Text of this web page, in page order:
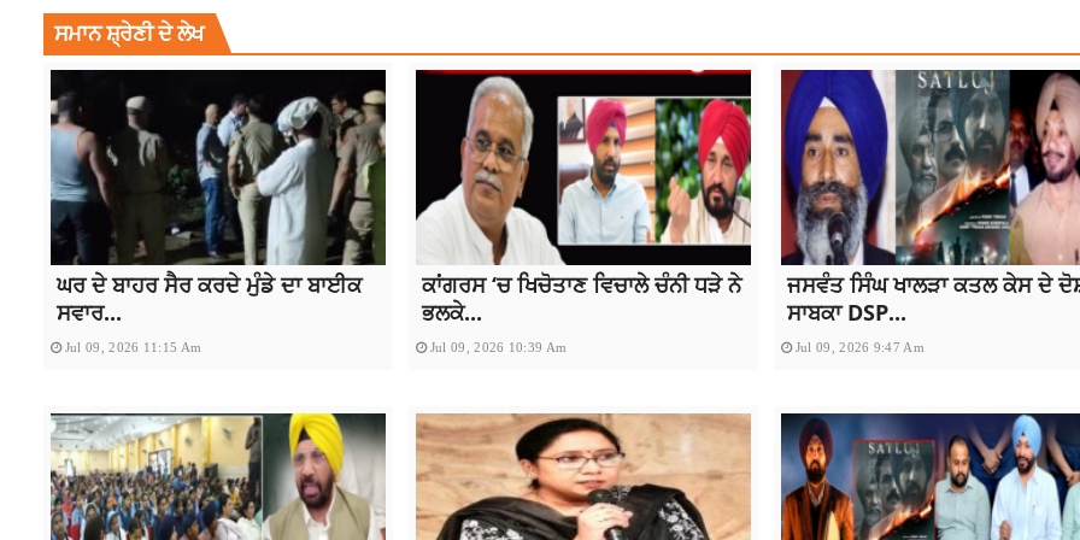
ਸਮਾਨ ਸ਼੍ਰੇਣੀ ਦੇ ਲੇਖ
ਘਰ ਦੇ ਬਾਹਰ ਸੈਰ ਕਰਦੇ ਮੁੰਡੇ ਦਾ ਬਾਈਕ
ਸਵਾਰ...
Jul 09, 2026 11:15 Am
ਕਾਂਗਰਸ ‘ਚ ਖਿਚੋਤਾਣ ਵਿਚਾਲੇ ਚੰਨੀ ਧੜੇ ਨੇ
ਭਲਕੇ...
Jul 09, 2026 10:39 Am
ਜਸਵੰਤ ਸਿੰਘ ਖਾਲੜਾ ਕਤਲ ਕੇਸ ਦੇ
ਸਾਬਕਾ DSP...
Jul 09, 2026 9:47 Am